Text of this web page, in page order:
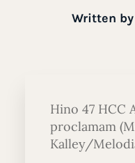
Written by
Hino 47 HCC
proclamam
Kalley/